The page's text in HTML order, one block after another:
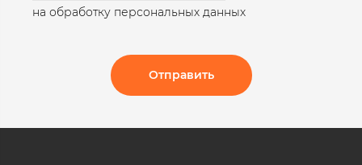
на обработку персональных данных​​
Отправить